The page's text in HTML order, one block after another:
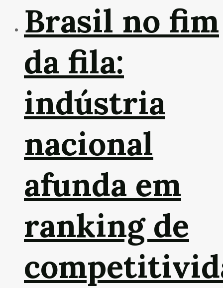
Brasil no fim
da fila:
indústria
nacional
afunda em
ranking de